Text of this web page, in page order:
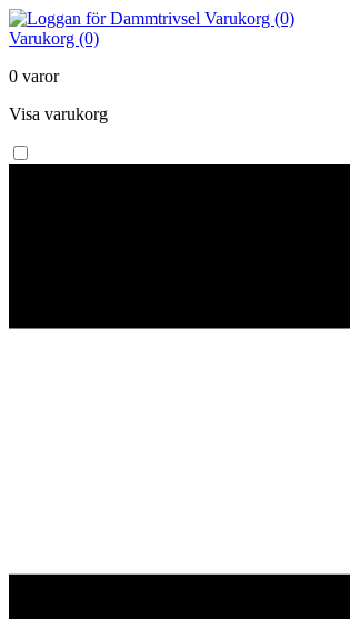
Varukorg (0)
Varukorg (0)
0 varor
Visa varukorg